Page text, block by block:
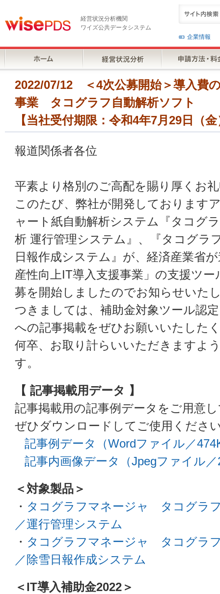
経営状況分析機関
ワイズ公共データシステム
企業情報
2022/07/12 ＜4次公募開始＞導入費
事業 タコグラフ自動解析ソフト
【当社受付期限：令和4年7月29日（
報道関係者各位
平素より格別のご高配を賜り厚くお
このたび、弊社が開発しております
ャート紙自動解析システム『タコグ
析 運行管理システム』、『タコグラ
日報作成システム』が、経済産業省
産性向上IT導入支援事業」の支援ツ
募を開始しましたのでお知らせいた
つきましては、補助金対象ツール認
への記事掲載をぜひお願いいたした
何卒、お取り計らいいただきますよ
す。
【 記事掲載用データ 】
記事掲載用の記事例データをご用意
ぜひダウンロードしてご使用くださ
記事例データ（Wordファイル／
記事内画像データ（Jpegファイル
＜対象製品＞
・ タコグラフマネージャ タコグラ
／運行管理システム
・ タコグラフマネージャ タコグラ
／除雪日報作成システム
＜IT導入補助金2022＞